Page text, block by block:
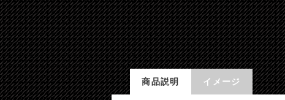
商品説明 イメージ